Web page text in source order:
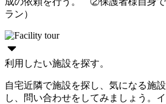
ラン）
利用したい施設を探す。
自宅近隣で施設を探し、気になる施
し、問い合わせをしてみましょう。